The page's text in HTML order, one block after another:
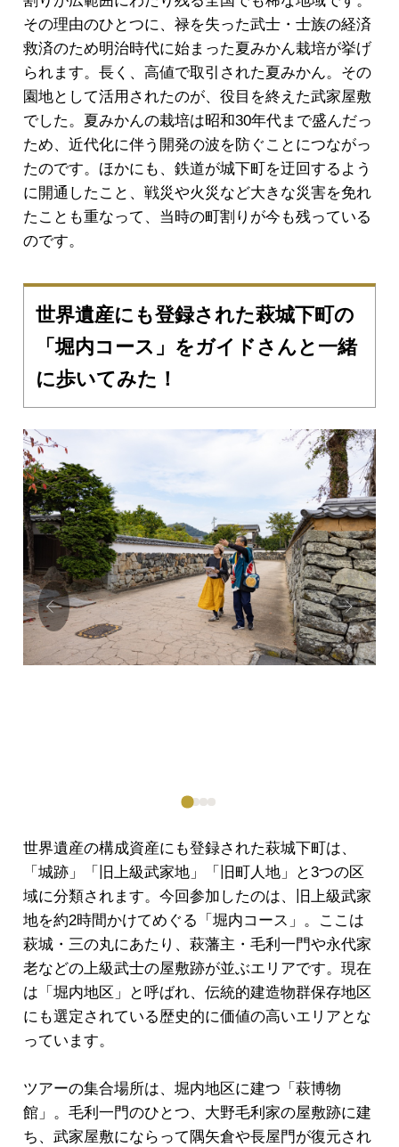
その理由のひとつに、禄を失った武士・士族の経済
救済のため明治時代に始まった夏みかん栽培が挙げ
られます。長く、高値で取引された夏みかん。その
園地として活用されたのが、役目を終えた武家屋敷
でした。夏みかんの栽培は昭和30年代まで盛んだっ
ため、近代化に伴う開発の波を防ぐことにつながっ
たのです。ほかにも、鉄道が城下町を迂回するよう
に開通したこと、戦災や火災など大きな災害を免れ
たことも重なって、当時の町割りが今も残っている
のです。
世界遺産にも登録された萩城下町の
「堀内コース」をガイドさんと一緒
に歩いてみた！
Prev
ious
Next
世界遺産の構成資産にも登録された萩城下町は、
「城跡」「旧上級武家地」「旧町人地」と3つの区
域に分類されます。今回参加したのは、旧上級武家
地を約2時間かけてめぐる「堀内コース」。ここは
萩城・三の丸にあたり、萩藩主・毛利一門や永代家
老などの上級武士の屋敷跡が並ぶエリアです。現在
は「堀内地区」と呼ばれ、伝統的建造物群保存地区
にも選定されている歴史的に価値の高いエリアとな
っています。
ツアーの集合場所は、堀内地区に建つ「萩博物
館」。毛利一門のひとつ、大野毛利家の屋敷跡に建
ち、武家屋敷にならって隅矢倉や長屋門が復元され